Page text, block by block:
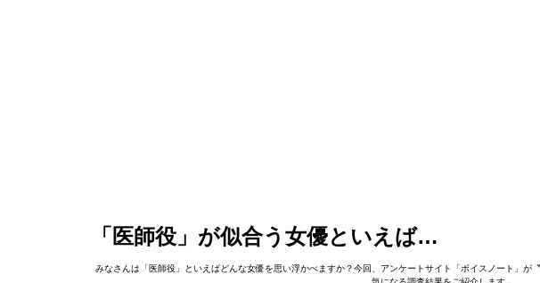
「医師役」が似合う女優といえば…
みなさんは「医師役」といえばどんな女優を思い浮かべますか？今回、アンケートサイト「ボイスノート」が